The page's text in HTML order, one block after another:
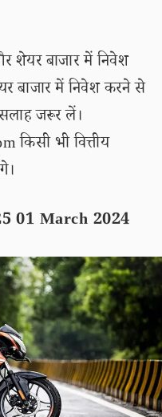
बाजार में निवेश
बाजार में निवेश करने से
जरूर लें।
भी वित्तीय
01 March 2024